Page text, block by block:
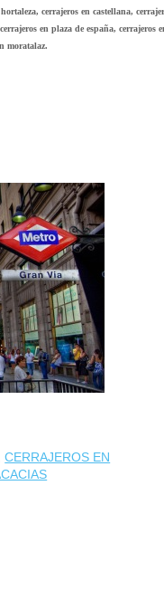
cerrajeros en castellana,
en plaza de españa, cerrajeros
moratalaz.
,CERRAJEROS EN